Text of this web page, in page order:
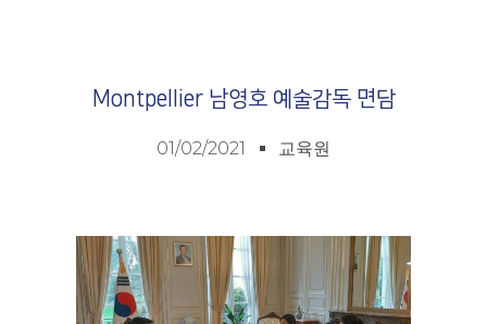
Montpellier 남영호 예술감독 면담
01/02/2021 교육원